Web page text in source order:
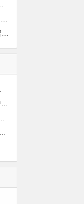
准赋能伺服驱动与关节控制